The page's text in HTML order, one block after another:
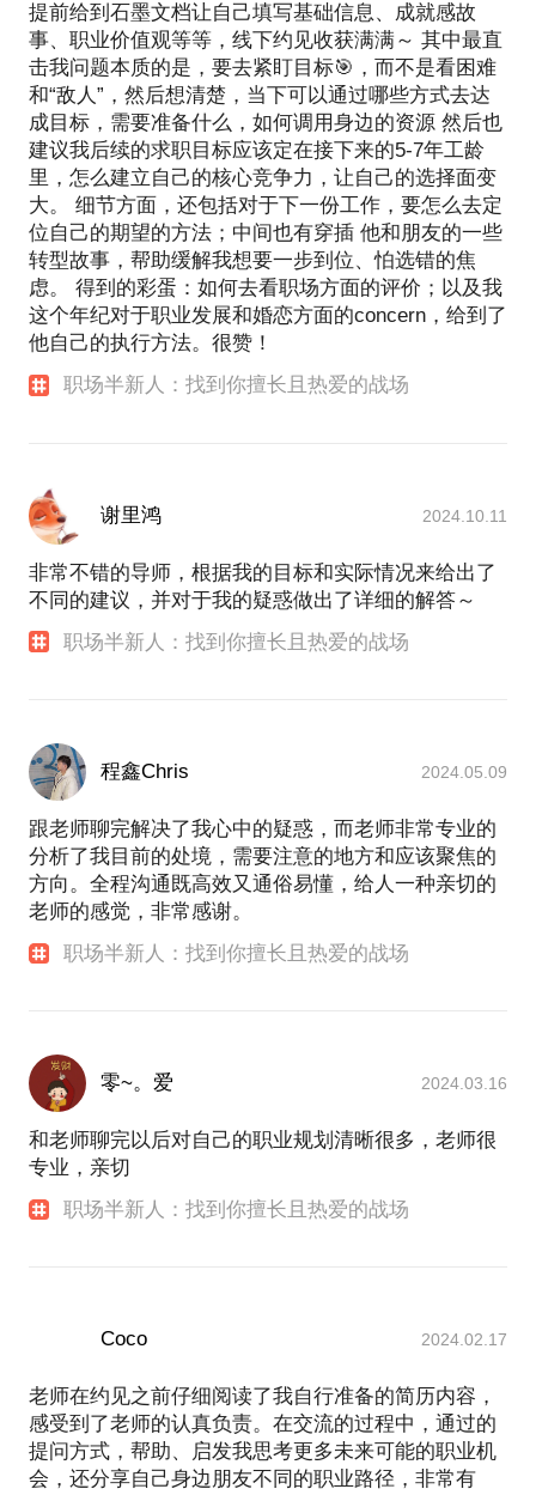
提前给到石墨文档让自己填写基础信息、成就感故
事、职业价值观等等，线下约见收获满满～ 其中最直
击我问题本质的是，要去紧盯目标🎯，而不是看困难
和“敌人”，然后想清楚，当下可以通过哪些方式去达
成目标，需要准备什么，如何调用身边的资源 然后也
建议我后续的求职目标应该定在接下来的5-7年工龄
里，怎么建立自己的核心竞争力，让自己的选择面变
大。 细节方面，还包括对于下一份工作，要怎么去定
位自己的期望的方法；中间也有穿插 他和朋友的一些
转型故事，帮助缓解我想要一步到位、怕选错的焦
虑。 得到的彩蛋：如何去看职场方面的评价；以及我
这个年纪对于职业发展和婚恋方面的concern，给到了
他自己的执行方法。很赞！
职场半新人：找到你擅长且热爱的战场
谢里鸿 2024.10.11
非常不错的导师，根据我的目标和实际情况来给出了
不同的建议，并对于我的疑惑做出了详细的解答～
职场半新人：找到你擅长且热爱的战场
程鑫Chris 2024.05.09
跟老师聊完解决了我心中的疑惑，而老师非常专业的
分析了我目前的处境，需要注意的地方和应该聚焦的
方向。全程沟通既高效又通俗易懂，给人一种亲切的
老师的感觉，非常感谢。
职场半新人：找到你擅长且热爱的战场
零~。爱 2024.03.16
和老师聊完以后对自己的职业规划清晰很多，老师很
专业，亲切
职场半新人：找到你擅长且热爱的战场
Coco 2024.02.17
老师在约见之前仔细阅读了我自行准备的简历内容，
感受到了老师的认真负责。在交流的过程中，通过的
提问方式，帮助、启发我思考更多未来可能的职业机
会，还分享自己身边朋友不同的职业路径，非常有